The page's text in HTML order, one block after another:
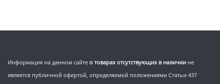
Информация на данном сайте о товарах отсутствующих в наличии не
является публичной офертой, определяемой положениями Статьи 437